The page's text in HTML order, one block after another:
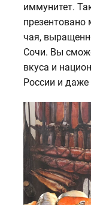
иммунитет.
презентовано
чая,
Сочи. Вы
вкуса и
России и даже